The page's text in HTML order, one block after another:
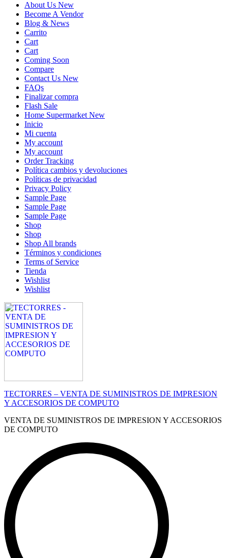
About Us New
Become A Vendor
Blog & News
Carrito
Cart
Cart
Coming Soon
Compare
Contact Us New
FAQs
Finalizar compra
Flash Sale
Home Supermarket New
Inicio
Mi cuenta
My account
My account
Order Tracking
Política cambios y devoluciones
Políticas de privacidad
Privacy Policy
Sample Page
Sample Page
Sample Page
Shop
Shop
Shop All brands
Términos y condiciones
Terms of Service
Tienda
Wishlist
Wishlist
TECTORRES – VENTA DE SUMINISTROS DE IMPRESION
Y ACCESORIOS DE COMPUTO
VENTA DE SUMINISTROS DE IMPRESION Y ACCESORIOS
DE COMPUTO